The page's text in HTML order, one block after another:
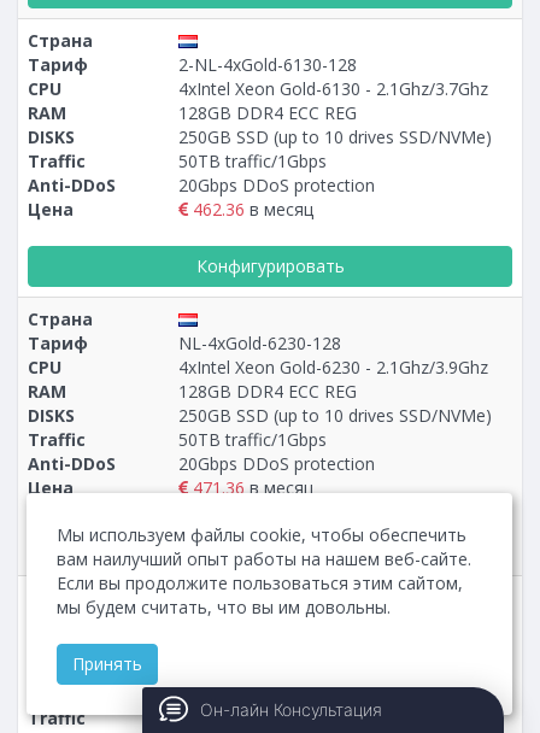
Страна
Тариф
2-NL-4xGold-6130-128
CPU
4xIntel Xeon Gold-6130 - 2.1Ghz/3.7Ghz
RAM
128GB DDR4 ECC REG
DISKS
250GB SSD (up to 10 drives SSD/NVMe)
Traffic
50TB traffic/1Gbps
Anti-DDoS
20Gbps DDoS protection
Цена
462.36 в месяц
Конфигурировать
Страна
Тариф
NL-4xGold-6230-128
CPU
4xIntel Xeon Gold-6230 - 2.1Ghz/3.9Ghz
RAM
128GB DDR4 ECC REG
DISKS
250GB SSD (up to 10 drives SSD/NVMe)
Traffic
50TB traffic/1Gbps
Anti-DDoS
20Gbps DDoS protection
Цена
471.36 в месяц
Конфигурировать
Страна
Тариф
5-NL-EPYC-9355P-128
CPU
960GB NVMe (up to 10 drives NVMe)
Traffic
50TB traffic/1Gbps
Мы используем файлы cookie, чтобы обеспечить
вам наилучший опыт работы на нашем веб-сайте.
Если вы продолжите пользоваться этим сайтом,
мы будем считать, что вы им довольны.
Принять
Он-лайн Консультация